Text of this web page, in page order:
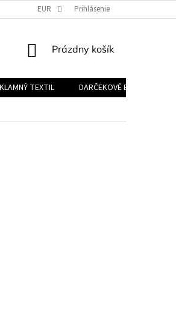
EUR Prihlásenie
NÁKUPNÝ
Prázdny košík
TEXTIL
DARČEKOVÉ BALÍČKY